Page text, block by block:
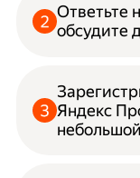
Ответьте
обсудите
Яндекс